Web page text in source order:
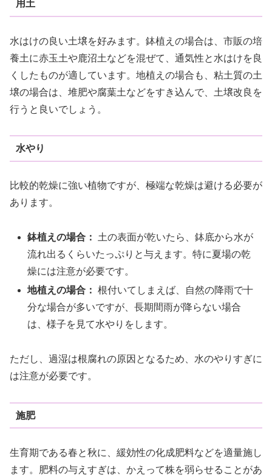
用土
水はけの良い土壌を好みます。鉢植えの場合は、市販の培
養土に赤玉土や鹿沼土などを混ぜて、通気性と水はけを良
くしたものが適しています。地植えの場合も、粘土質の土
壌の場合は、堆肥や腐葉土などをすき込んで、土壌改良を
行うと良いでしょう。
水やり
比較的乾燥に強い植物ですが、極端な乾燥は避ける必要が
あります。
鉢植えの場合：
土の表面が乾いたら、鉢底から水が
流れ出るくらいたっぷりと与えます。特に夏場の乾
燥には注意が必要です。
地植えの場合： 根付いてしまえば、自然の降雨で十
分な場合が多いですが、長期間雨が降らない場合
は、様子を見て水やりをします。
ただし、過湿は根腐れの原因となるため、水のやりすぎに
は注意が必要です。
施肥
生育期である春と秋に、緩効性の化成肥料などを適量施し
ます。肥料の与えすぎは、かえって株を弱らせることがあ